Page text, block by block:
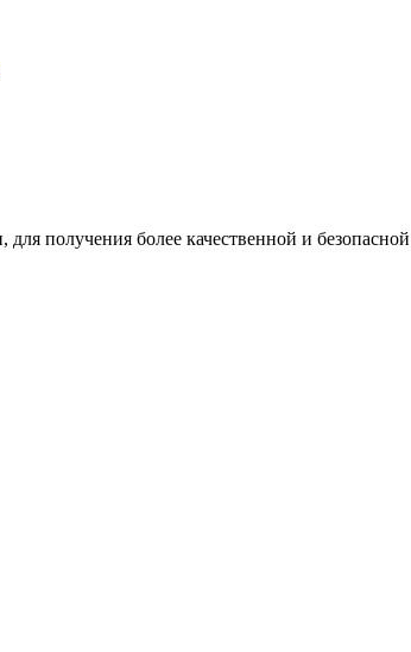
получения более качественной и